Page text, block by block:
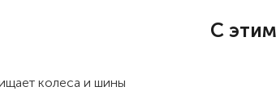
колеса и шины
С